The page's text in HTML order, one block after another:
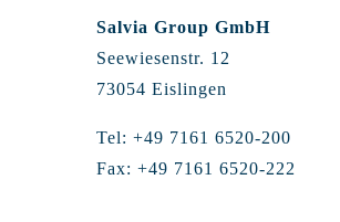
Salvia Group GmbH
Seewiesenstr. 12
73054 Eislingen
Tel: +49 7161 6520-200
Fax: +49 7161 6520-222